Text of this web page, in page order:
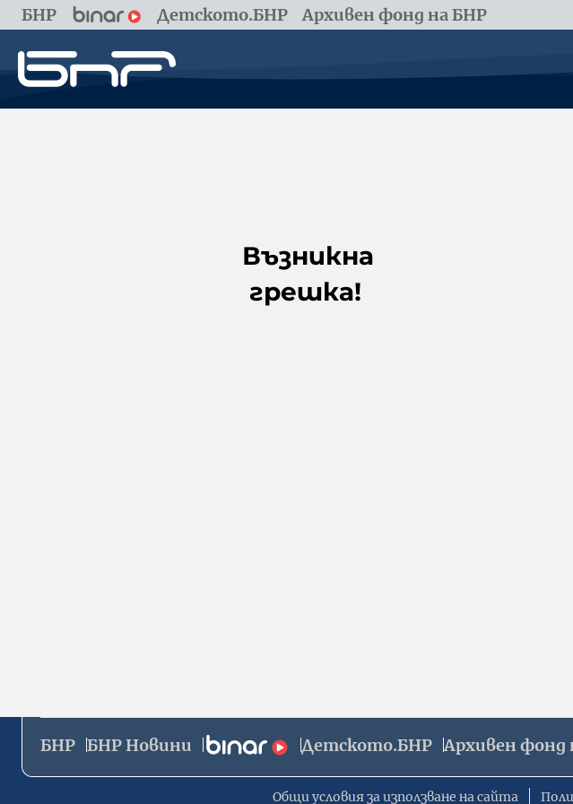
БНР Детското.БНР Архивен фонд на БНР
Възникна
грешка!
БНР БНР Новини Детското.БНР Архивен фонд
Общи условия за използване на сайта